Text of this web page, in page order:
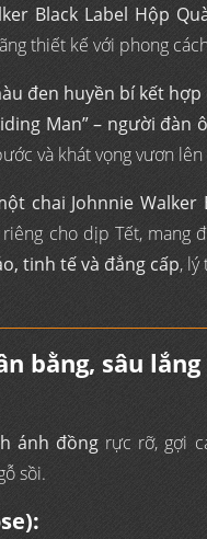
Black Label Hộp
thiết kế với phong
đen huyền bí kết
Man” – người đàn
và khát vọng vươn
chai Johnnie Walker
cho dịp Tết, mang
tinh tế và đẳng cấp,
bằng, sâu
ánh đồng rực rỡ, gợi
sồi.